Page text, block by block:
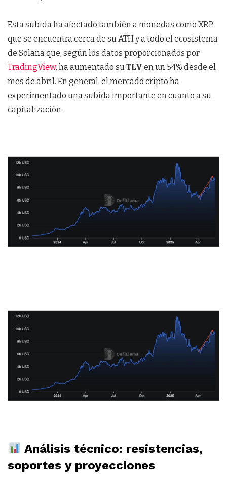
Esta subida ha afectado también a monedas como XRP
que se encuentra cerca de su ATH y a todo el ecosistema
de Solana que, según los datos proporcionados por
TradingView, ha aumentado suTLV en un 54% desde el
mes de abril. En general, el mercado cripto ha
experimentado una subida importante en cuanto a su
capitalización.
Análisis técnico: resistencias,
soportes y proyecciones